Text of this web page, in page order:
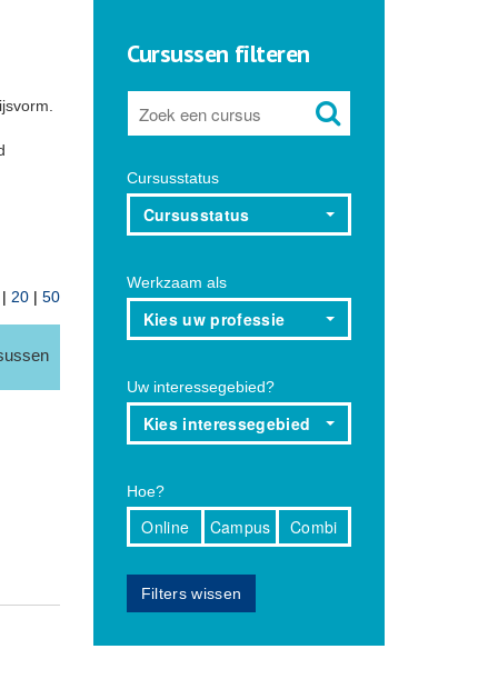
20| 50
Cursussen filteren
Cursusstatus
Cursusstatus
Werkzaam als
Kies uw professie
Uw interessegebied?
Kies interessegebied
Hoe?
Online Campus Combi
Filters wissen